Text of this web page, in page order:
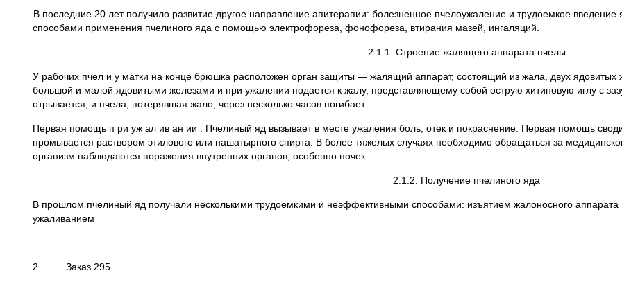
В последние 20 лет получило развитие другое направление апитерапии: болезненное пчелоужаление и трудоемкое
способами применения пчелиного яда с помощью электрофореза, фонофореза, втирания мазей, ингаляций.
2.1.1. Строение жалящего аппарата пчелы
У рабочих пчел и у матки на конце брюшка расположен орган защиты — жалящий аппарат, состоящий из жала, двух
большой и малой ядовитыми железами и при ужалении подается к жалу, представляющему собой острую хитиновую иглу с
отрывается, и пчела, потерявшая жало, через несколько часов погибает.
Первая помощь п ри уж ал ив ан ии . Пчелиный яд вызывает в месте ужаления боль, отек и покраснение. Первая помощь
промывается раствором этилового или нашатырного спирта. В более тяжелых случаях необходимо обращаться за
организм наблюдаются поражения внутренних органов, особенно почек.
2.1.2. Получение пчелиного яда
В прошлом пчелиный яд получали несколькими трудоемкими и неэффективными способами: изъятием жалоносного
ужаливанием
2 Заказ 295